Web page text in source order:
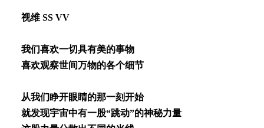
视维 SS VV
我们喜欢⼀切具有美的事物
喜欢观察世间万物的各个细节
从我们睁开眼睛的那⼀刻开始
就发现宇宙中有⼀股“跳动”的神秘⼒量